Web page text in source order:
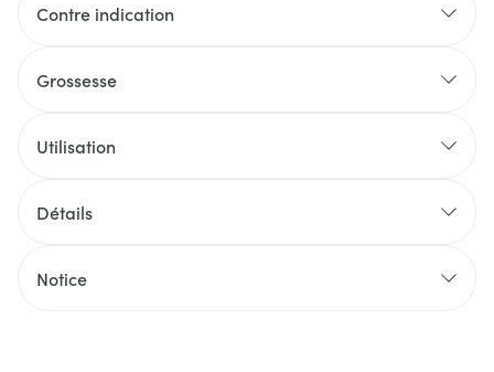
Contre indication
Grossesse
Utilisation
Détails
Notice